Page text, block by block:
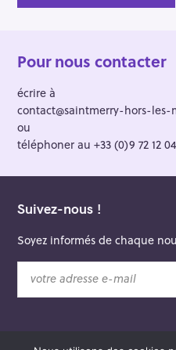
Pour nous contacter
écrire à
contact@saintmerry-hors-les-
ou
téléphoner au +33 (0)9 72 12
Suivez-nous !
Soyez informés de chaque
t